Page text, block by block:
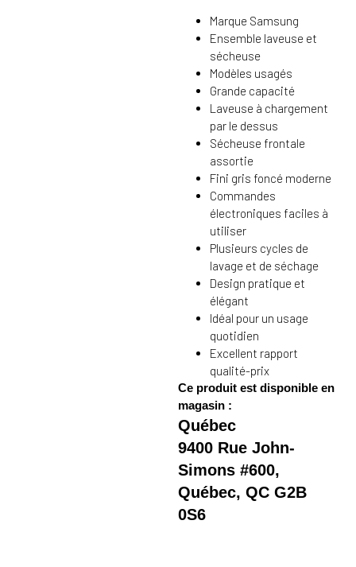
Marque Samsung
Ensemble laveuse et
sécheuse
Modèles usagés
Grande capacité
Laveuse à chargement
par le dessus
Sécheuse frontale
assortie
Fini gris foncé moderne
Commandes
électroniques faciles à
utiliser
Plusieurs cycles de
lavage et de séchage
Design pratique et
élégant
Idéal pour un usage
quotidien
Excellent rapport
qualité-prix
Ce produit est disponible en
magasin :
Québec
9400 Rue John-
Simons #600,
Québec, QC G2B
0S6